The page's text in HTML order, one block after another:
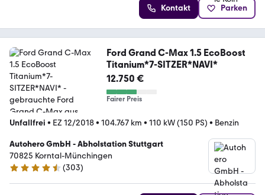
Kontakt Parken
Ford Grand C-Max 1.5 EcoBoost
Titanium*7-SITZER*NAVI*
12.750 €
Fairer Preis
Unfallfrei • EZ 12/2018• 104.767 km • 110 kW (150 PS) • Benzin
Autohero GmbH - Abholstation Stuttgart
70825 Korntal-Münchingen
4.4 Sterne
(303)